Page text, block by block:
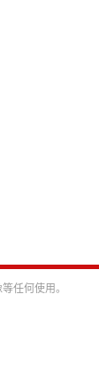
任何使用。